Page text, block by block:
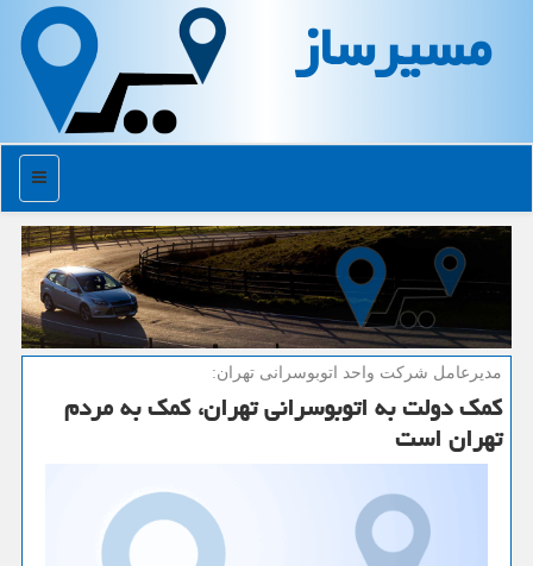
مسیرساز
منو
مدیرعامل شركت واحد اتوبوسرانی تهران:
كمك دولت به اتوبوسرانی تهران، كمك به مردم
تهران است